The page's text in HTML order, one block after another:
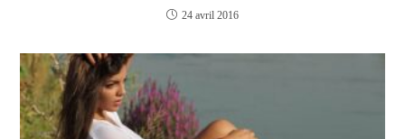
24 avril 2016